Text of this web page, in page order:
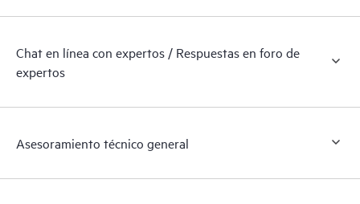
Chat en línea con expertos / Respuestas en foro de
expertos
Asesoramiento técnico general